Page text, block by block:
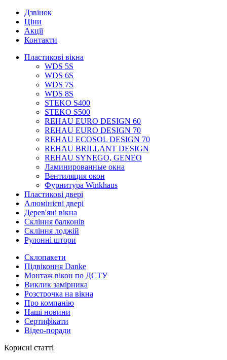
Дзвінок
Ціни
Акції
Контакти
Пластикові вікна
WDS 5S
WDS 6S
WDS 7S
WDS 8S
STEKO S400
STEKO S500
REHAU EURO DESIGN 60
REHAU EURO DESIGN 70
REHAU ECOSOL DESIGN 70
REHAU BRILLANT DESIGN
REHAU SYNEGO, GENEO
Ламинированные окна
Вентиляция окон
Фурнитура Winkhaus
Пластикові двері
Алюмінієві двері
Дерев'яні вікна
Скління балконів
Скління лоджій
Рулонні штори
Склопакети
Підвіконня Danke
Монтаж вікон по ДСТУ
Виклик замірника
Розстрочка на вікна
Про компанію
Наші новини
Сертифікати
Відео-поради
Корисні статті